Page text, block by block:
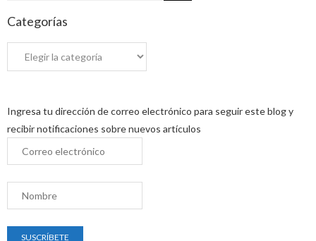
Categorías
Ingresa tu dirección de correo electrónico para seguir este blog y
recibir notificaciones sobre nuevos artículos